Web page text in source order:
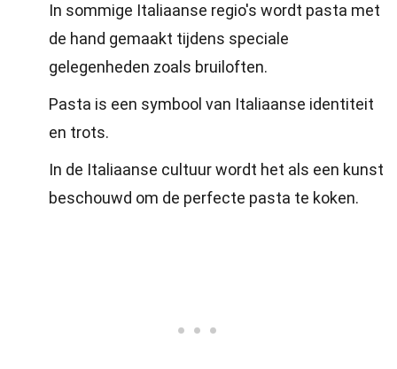
In sommige Italiaanse regio's wordt pasta met
de hand gemaakt tijdens speciale
gelegenheden zoals bruiloften.
Pasta is een symbool van Italiaanse identiteit
en trots.
In de Italiaanse cultuur wordt het als een kunst
beschouwd om de perfecte pasta te koken.